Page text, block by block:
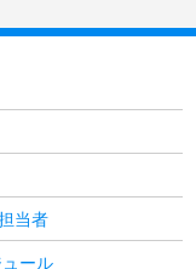
当者
ール